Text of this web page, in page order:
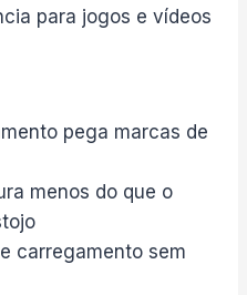
para jogos e vídeos
pega marcas de
menos do que o
carregamento sem